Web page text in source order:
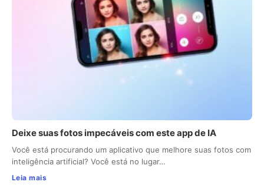
Deixe suas fotos impecáveis com este app de IA
Você está procurando um aplicativo que melhore suas fotos com
inteligência artificial? Você está no lugar…
Leia mais